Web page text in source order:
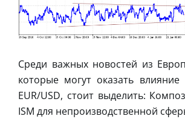
Среди важных новостей из
которые могут оказать
EUR/USD, стоит выделить:
ISM для непроизводственной